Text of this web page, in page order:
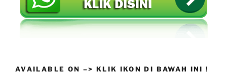
AVAILABLE ON –> KLIK IKON DI BAWAH INI !